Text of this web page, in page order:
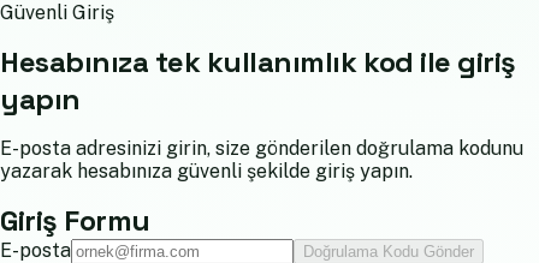
Güvenli Giriş
Hesabınıza tek kullanımlık kod ile giriş
yapın
E-posta adresinizi girin, size gönderilen doğrulama kodunu
yazarak hesabınıza güvenli şekilde giriş yapın.
Giriş Formu
E-posta Doğrulama Kodu Gönder